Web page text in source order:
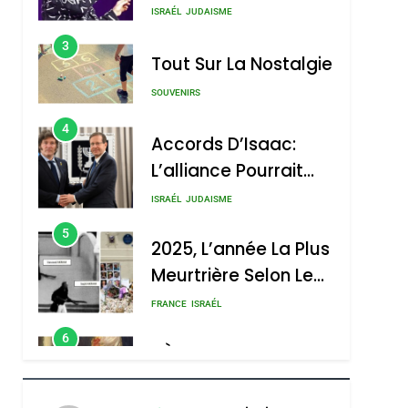
Nouvelle Chanson De
ISRAÉL JUDAISME
3
Tout Sur La Nostalgie
SOUVENIRS
4
Accords D’Isaac:
L’alliance Pourrait
S’étendre À 13 Pays
ISRAÉL JUDAISME
5
2025, L’année La Plus
Meurtrière Selon Le
Rapport D’ADL
FRANCE ISRAÉL
6
FIÈRE, DIGNE ET
RÉSILIENTE :